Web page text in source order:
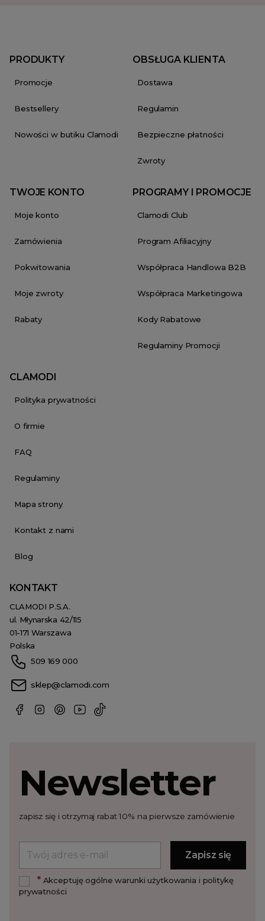
PRODUKTY
Promocje
Bestsellery
Nowości w butiku Clamodi
OBSŁUGA KLIENTA
Dostawa
Regulamin
Bezpieczne płatności
Zwroty
TWOJE KONTO
Moje konto
Zamówienia
Pokwitowania
Moje zwroty
Rabaty
PROGRAMY I PROMOCJE
Clamodi Club
Program Afiliacyjny
Współpraca Handlowa B2B
Współpraca Marketingowa
Kody Rabatowe
Regulaminy Promocji
CLAMODI
Polityka prywatności
O firmie
FAQ
Regulaminy
Mapa strony
Kontakt z nami
Blog
KONTAKT
CLAMODI P.S.A.
ul. Młynarska 42/115
01-171 Warszawa
Polska
509 169 000
sklep@clamodi.com
Newsletter
zapisz się i otrzymaj rabat 10% na pierwsze zamówienie
*Akceptuję ogólne warunki użytkowania i politykę
prywatności